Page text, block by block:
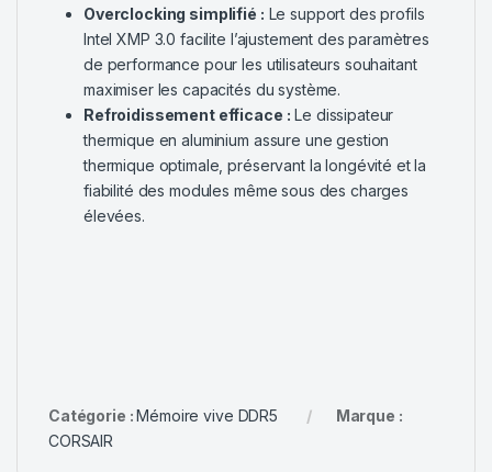
Overclocking simplifié : Le support des profils
Intel XMP 3.0 facilite l’ajustement des paramètres
de performance pour les utilisateurs souhaitant
maximiser les capacités du système.
Refroidissement efficace : Le dissipateur
thermique en aluminium assure une gestion
thermique optimale, préservant la longévité et la
fiabilité des modules même sous des charges
élevées.
Catégorie :Mémoire vive DDR5
Marque :
CORSAIR